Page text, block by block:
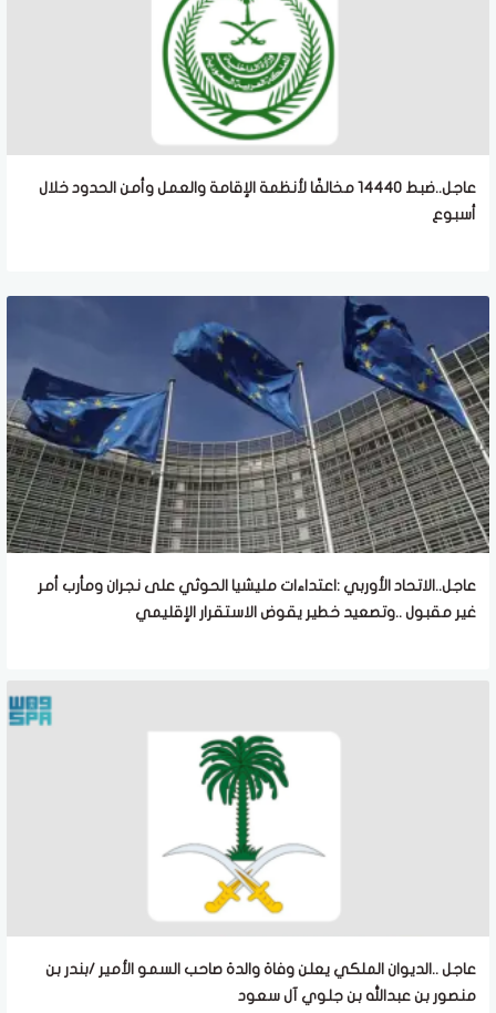
عاجل..ضبط 14440 مخالفًا لأنظمة الإقامة والعمل وأمن الحدود خلال
أسبوع
عاجل..الاتحاد الأوربي :اعتداءات مليشيا الحوثي على نجران ومأرب أمر
غير مقبول ..وتصعيد خطير يقوض الاستقرار الإقليمي
عاجل ..الديوان الملكي يعلن وفاة والدة صاحب السمو الأمير /بندر بن
منصور بن عبدالله بن جلوي آل سعود